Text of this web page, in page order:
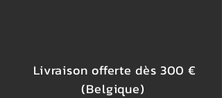
Livraison offerte dès 300 €
(Belgique)